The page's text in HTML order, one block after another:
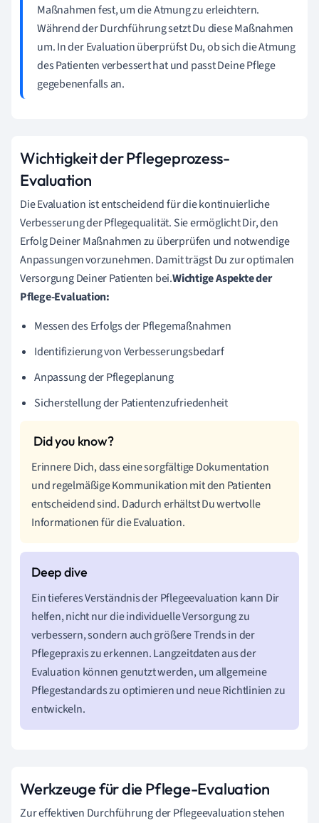
Maßnahmen fest, um die Atmung zu erleichtern.
Während der Durchführung setzt Du diese Maßnahmen
um. In der Evaluation überprüfst Du, ob sich die Atmung
des Patienten verbessert hat und passt Deine Pflege
gegebenenfalls an.
Wichtigkeit der Pflegeprozess-
Evaluation
Die Evaluation ist entscheidend für die kontinuierliche
Verbesserung der Pflegequalität. Sie ermöglicht Dir, den
Erfolg Deiner Maßnahmen zu überprüfen und notwendige
Anpassungen vorzunehmen. Damit trägst Du zur optimalen
Versorgung Deiner Patienten bei.Wichtige Aspekte der
Pflege-Evaluation:
Messen des Erfolgs der Pflegemaßnahmen
Identifizierung von Verbesserungsbedarf
Anpassung der Pflegeplanung
Sicherstellung der Patientenzufriedenheit
Erinnere Dich, dass eine sorgfältige Dokumentation
und regelmäßige Kommunikation mit den Patienten
entscheidend sind. Dadurch erhältst Du wertvolle
Informationen für die Evaluation.
Ein tieferes Verständnis der Pflegeevaluation kann Dir
helfen, nicht nur die individuelle Versorgung zu
verbessern, sondern auch größere Trends in der
Pflegepraxis zu erkennen. Langzeitdaten aus der
Evaluation können genutzt werden, um allgemeine
Pflegestandards zu optimieren und neue Richtlinien zu
entwickeln.
Werkzeuge für die Pflege-Evaluation
Zur effektiven Durchführung der Pflegeevaluation stehen